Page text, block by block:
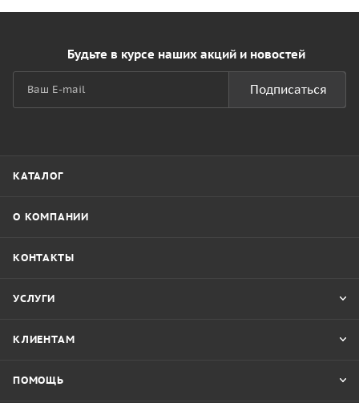
Будьте в курсе наших акций и новостей
Подписаться
КАТАЛОГ
О КОМПАНИИ
КОНТАКТЫ
УСЛУГИ
КЛИЕНТАМ
ПОМОЩЬ